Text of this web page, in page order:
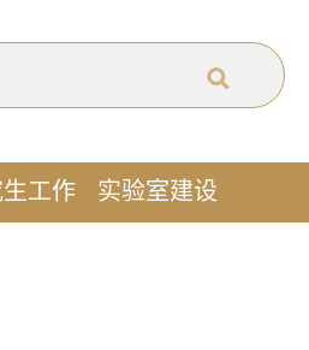
工作 实验室建设